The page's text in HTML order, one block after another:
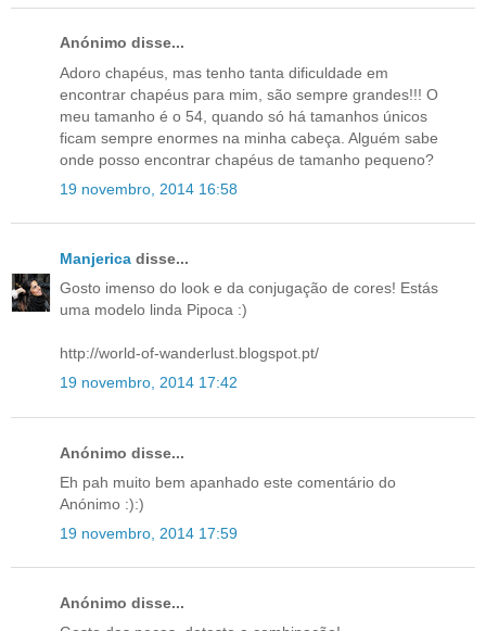
Anónimo disse...
Adoro chapéus, mas tenho tanta dificuldade em
encontrar chapéus para mim, são sempre grandes!!! O
meu tamanho é o 54, quando só há tamanhos únicos
ficam sempre enormes na minha cabeça. Alguém sabe
onde posso encontrar chapéus de tamanho pequeno?
19 novembro, 2014 16:58
Manjerica disse...
Gosto imenso do look e da conjugação de cores! Estás
uma modelo linda Pipoca :)
http://world-of-wanderlust.blogspot.pt/
19 novembro, 2014 17:42
Anónimo disse...
Eh pah muito bem apanhado este comentário do
Anónimo :):)
19 novembro, 2014 17:59
Anónimo disse...